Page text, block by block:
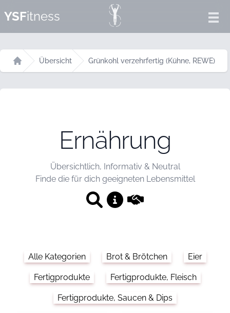
YSFitness
Startseite
Übersicht Grünkohl verzehrfertig (Kühne, REWE)
Ernährung
Übersichtlich, Informativ & Neutral
Finde die für dich geeigneten Lebensmittel
Alle Kategorien Brot & Brötchen Eier
Fertigprodukte Fertigprodukte, Fleisch
Fertigprodukte, Saucen & Dips